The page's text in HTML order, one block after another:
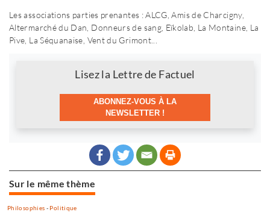
Les associations parties prenantes : ALCG, Amis de Charcigny,
Altermarché du Dan, Donneurs de sang, Eïkolab, La Montaine, La
Pive, La Séquanaise, Vent du Grimont...
Lisez la Lettre de Factuel
ABONNEZ-VOUS À LA
NEWSLETTER !
Sur le même thème
Philosophies - Politique